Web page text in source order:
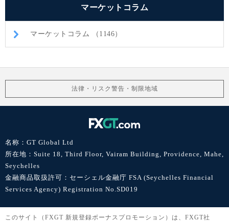
マーケットコラム
マーケットコラム （1146）
法律・リスク警告・制限地域
名称：GT Global Ltd
所在地：Suite 18, Third Floor, Vairam Building, Providence, Mahe,
Seychelles
金融商品取扱許可：セーシェル金融庁 FSA (Seychelles Financial
Services Agency) Registration No.SD019
このサイト（FXGT 新規登録ボーナスプロモーション）は、FXGT社